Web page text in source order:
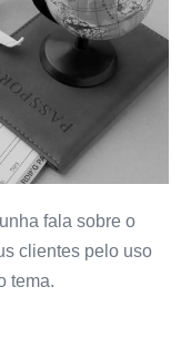
fala sobre o
clientes pelo uso
tema.